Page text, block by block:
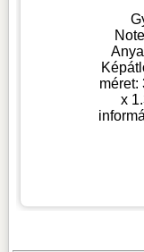
méret:
x